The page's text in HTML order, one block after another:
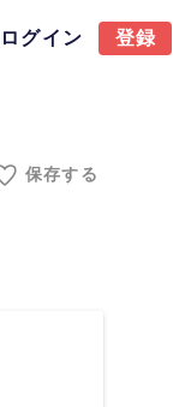
ログイン 登録
保存する